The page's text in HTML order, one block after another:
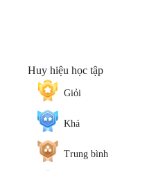
Huy hiệu học tập
Giỏi
Khá
Trung bình